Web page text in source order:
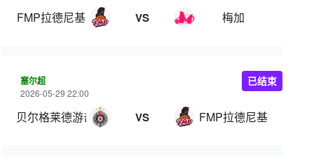
FMP拉德尼基 VS 梅加
塞尔超
2026-05-29 22:00
贝尔格莱德游击 VS FMP拉德尼基
已结束